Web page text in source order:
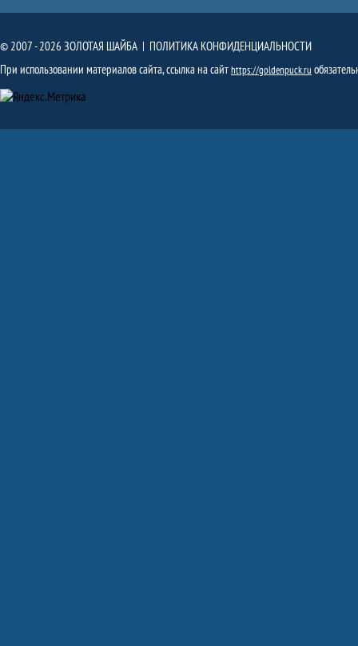
© 2007 - 2026 ЗОЛОТАЯ ШАЙБА | ПОЛИТИКА КОНФИДЕНЦИАЛЬНОСТИ
При использовании материалов сайта, ссылка на сайтhttps://goldenpuck.ru